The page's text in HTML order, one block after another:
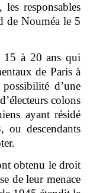
responsables
de Nouméa le 5
15 à 20 ans qui
de Paris à
d’une
colons
ayant résidé
ou descendants
obtenu le droit
de leur menace